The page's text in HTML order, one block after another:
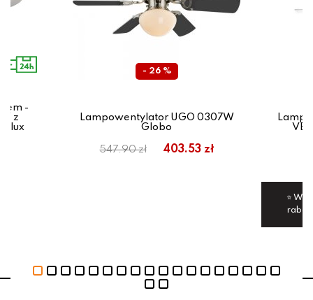
-
z
- 26 %
Lampowentylator UGO 0307W
Globo
547.90 zł 403.53 zł
⭐